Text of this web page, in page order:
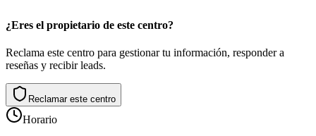
¿Eres el propietario de este centro?
Reclama este centro para gestionar tu información, responder a
reseñas y recibir leads.
Reclamar este centro
Horario